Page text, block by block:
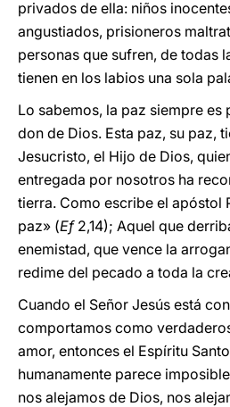
privados de ella: niños
angustiados, prisioneros
personas que sufren, de todas
tienen en los labios una sola
Lo sabemos, la paz siempre es
don de Dios. Esta paz, su paz,
Jesucristo, el Hijo de Dios,
entregada por nosotros ha
tierra. Como escribe el apóstol
paz» (Ef2,14); Aquel que
enemistad, que vence la
redime del pecado a toda la
Cuando el Señor Jesús está
comportamos como
amor, entonces el Espíritu
humanamente parece
nos alejamos de Dios, nos